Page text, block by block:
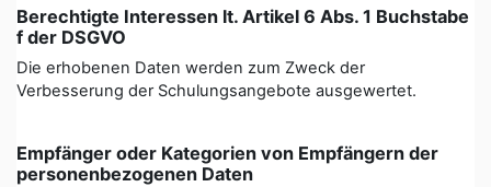
Berechtigte Interessen lt. Artikel 6 Abs. 1 Buchstabe
f der DSGVO
Die erhobenen Daten werden zum Zweck der
Verbesserung der Schulungsangebote ausgewertet.
Empfänger oder Kategorien von Empfängern der
personenbezogenen Daten